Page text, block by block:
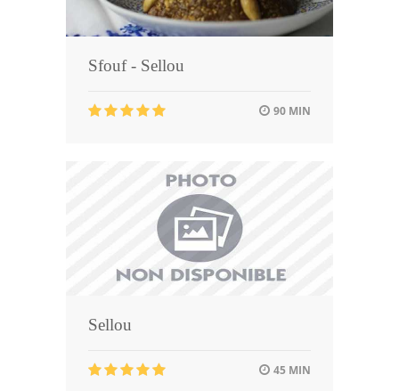
Sfouf - Sellou
90 MIN
Sellou
45 MIN